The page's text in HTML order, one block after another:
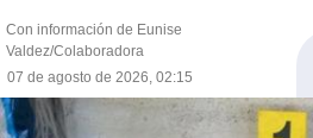
Con información de Eunise
Valdez/Colaboradora
07 de agosto de 2026, 02:15